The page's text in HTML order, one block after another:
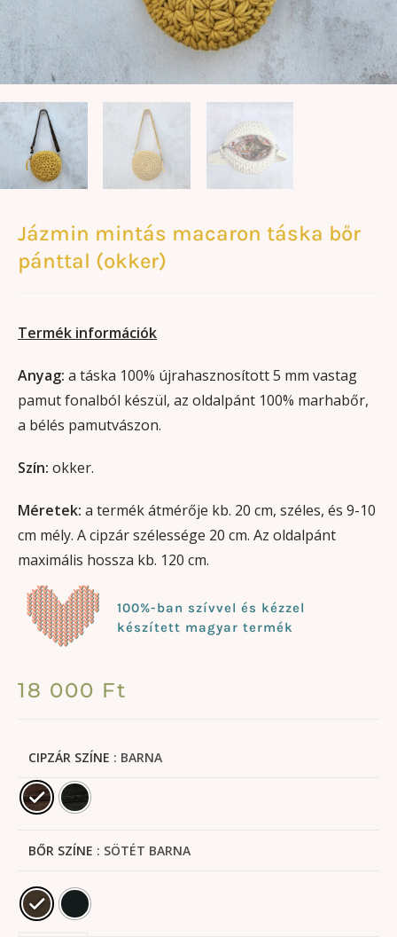
Jázmin mintás macaron táska bőr
pánttal (okker)
Termék információk
Anyag: a táska 100% újrahasznosított 5 mm vastag
pamut fonalból készül, az oldalpánt 100% marhabőr,
a bélés pamutvászon.
Szín: okker.
Méretek: a termék átmérője kb. 20 cm, széles, és 9-10
cm mély. A cipzár szélessége 20 cm. Az oldalpánt
maximális hossza kb. 120 cm.
100%-ban szívvel és kézzel
készített magyar termék
18 000 Ft
CIPZÁR SZÍNE : BARNA
BŐR SZÍNE : SÖTÉT BARNA